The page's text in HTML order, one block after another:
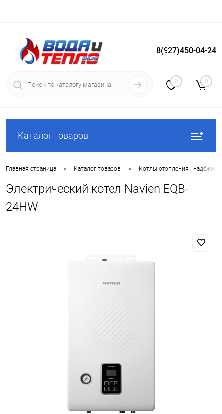
Вход Регистрация
8(927)450-04-24
0 0
Каталог товаров
Главная страница • Каталог товаров • Котлы отопления -
Электрический котел Navien EQB-
24HW